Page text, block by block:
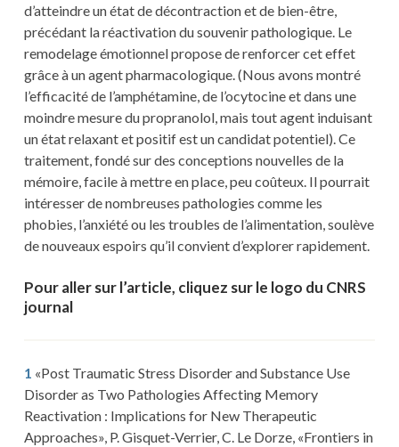
d’atteindre un état de décontraction et de bien-être,
précédant la réactivation du souvenir pathologique. Le
remodelage émotionnel propose de renforcer cet effet
grâce à un agent pharmacologique. (Nous avons montré
l’efficacité de l’amphétamine, de l’ocytocine et dans une
moindre mesure du propranolol, mais tout agent induisant
un état relaxant et positif est un candidat potentiel). Ce
traitement, fondé sur des conceptions nouvelles de la
mémoire, facile à mettre en place, peu coûteux. Il pourrait
intéresser de nombreuses pathologies comme les
phobies, l’anxiété ou les troubles de l’alimentation, soulève
de nouveaux espoirs qu’il convient d’explorer rapidement.
Pour aller sur l’article, cliquez sur le logo du CNRS
journal
1 «Post Traumatic Stress Disorder and Substance Use
Disorder as Two Pathologies Affecting Memory
Reactivation : Implications for New Therapeutic
Approaches», P. Gisquet-Verrier, C. Le Dorze, «Frontiers in